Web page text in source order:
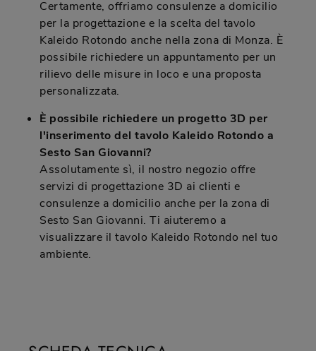
Certamente, offriamo consulenze a domicilio
per la progettazione e la scelta del tavolo
Kaleido Rotondo anche nella zona di Monza. È
possibile richiedere un appuntamento per un
rilievo delle misure in loco e una proposta
personalizzata.
È possibile richiedere un progetto 3D per
l'inserimento del tavolo Kaleido Rotondo a
Sesto San Giovanni?
Assolutamente sì, il nostro negozio offre
servizi di progettazione 3D ai clienti e
consulenze a domicilio anche per la zona di
Sesto San Giovanni. Ti aiuteremo a
visualizzare il tavolo Kaleido Rotondo nel tuo
ambiente.